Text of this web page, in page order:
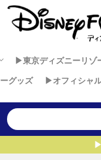
ドキャリア
▶︎東京ディズニーリゾ
東京ディズニーラン
東京ディズニーシー
グッズ ▶︎オフィシャ
▶︎▶︎運営者が自由に